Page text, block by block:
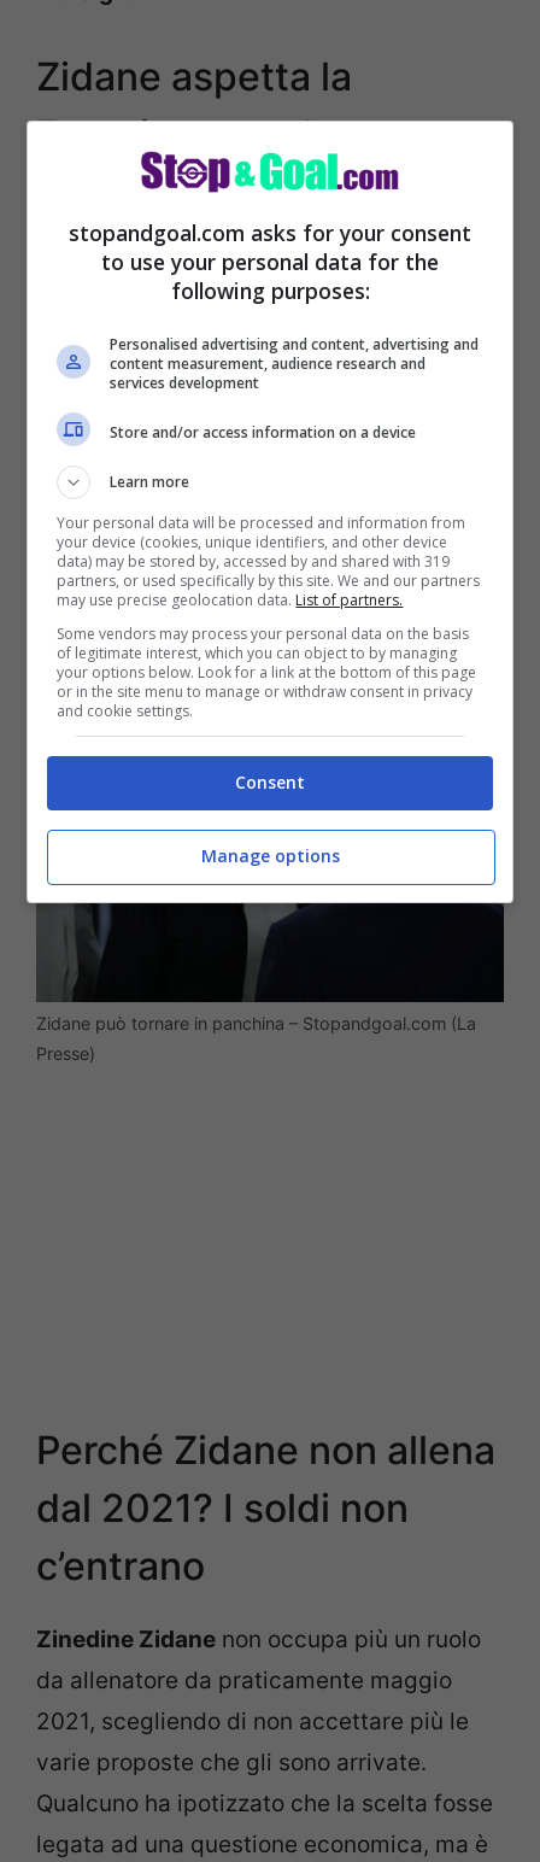
Zidane aspetta la
Francia: ma nel
frattempo può tornare
Seppur aspettando la grande chiamata da
Commissario Tecnico della Francia,
Zinedine Zidane può accordarsi almeno
per un anno con opzione di rinnovo a suo
favore, con l’OM. Qualora il Marsiglia
dovesse separarsi da Roberto De Zerbi
che piace oltretutto ai club italiani -, il
primissimo nome a sorpresa per la
panchina sarebbe poi quello dell’ex
Juventus.
Zidane può tornare in panchina – Stopandgoal.com (La
Presse)
Perché Zidane non allena
dal 2021? I soldi non
c’entrano
Zinedine Zidane non occupa più un ruolo
da allenatore da praticamente maggio
2021, scegliendo di non accettare più le
varie proposte che gli sono arrivate.
Qualcuno ha ipotizzato che la scelta fosse
legata ad una questione economica, ma è
stopandgoal.com asks for your consent
to use your personal data for the
following purposes:
Personalised advertising and content, advertising and
content measurement, audience research and
services development
Store and/or access information on a device
Learn more
Your personal data will be processed and information from
your device (cookies, unique identifiers, and other device
data) may be stored by, accessed by and shared with 319
partners, or used specifically by this site. We and our partners
may use precise geolocation data. List of partners.
Some vendors may process your personal data on the basis
of legitimate interest, which you can object to by managing
your options below. Look for a link at the bottom of this page
or in the site menu to manage or withdraw consent in privacy
and cookie settings.
Consent
Manage options